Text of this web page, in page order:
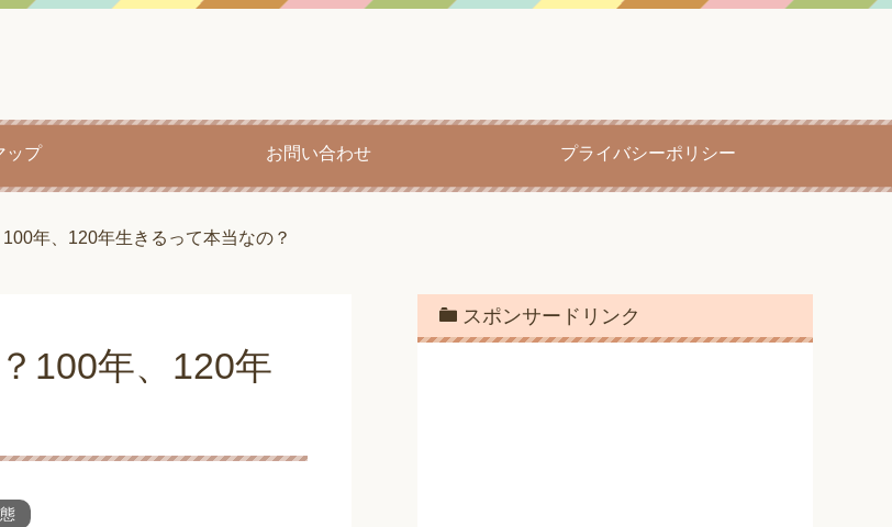
ップ お問い合わせ プライバシーポリシー
年、120年生きるって本当なの？
100年、120年
スポンサードリンク